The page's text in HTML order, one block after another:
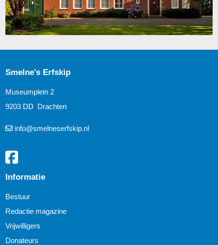
Smelne's Erfskip
Museumplein 2
9203 DD Drachten
info@smelneserfskip.nl
Informatie
Bestuur
Redactie magazine
Vrijwilligers
Donateurs